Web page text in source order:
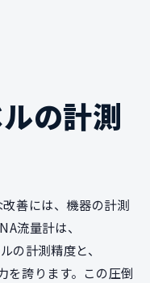
の計測
善には、機器の計測
流量計は、
の計測精度と、
を誇ります。この圧倒